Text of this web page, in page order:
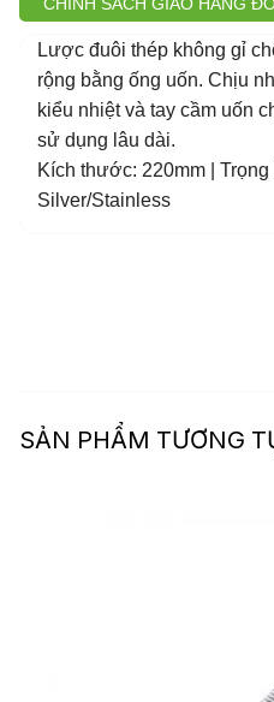
Lược đuôi thép không gỉ
rộng bằng ống uốn. Chịu
kiểu nhiệt và tay cầm uốn
sử dụng lâu dài.
Kích thước: 220mm |
Silver/Stainless
SẢN PHẨM TƯƠNG